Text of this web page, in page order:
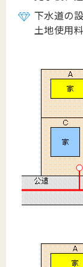
下水道の
土地使用